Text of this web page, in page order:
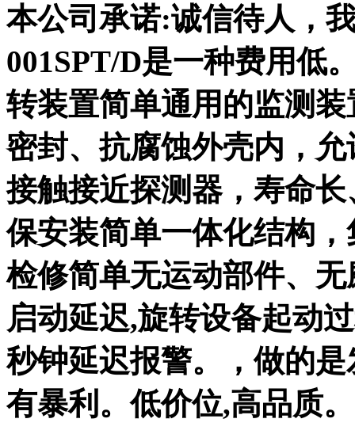
本公司承诺:诚信待人，
001SPT/D是一种费用低
转装置简单通用的监测
密封、抗腐蚀外壳内，
接触接近探测器，寿命
保安装简单一体化结构
检修简单无运动部件、
启动延迟,旋转设备起动
秒钟延迟报警。，做的
有暴利。低价位,高品质